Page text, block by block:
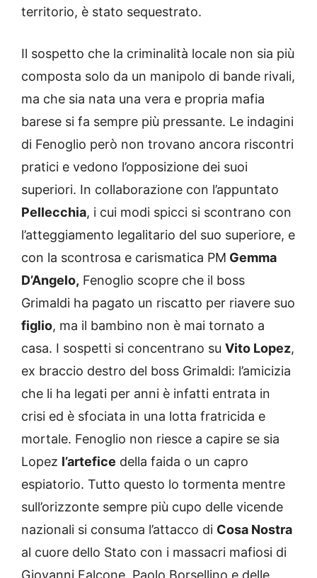
territorio, è stato sequestrato.
Il sospetto che la criminalità locale non sia più
composta solo da un manipolo di bande rivali,
ma che sia nata una vera e propria mafia
barese si fa sempre più pressante. Le indagini
di Fenoglio però non trovano ancora riscontri
pratici e vedono l’opposizione dei suoi
superiori. In collaborazione con l’appuntato
Pellecchia, i cui modi spicci si scontrano con
l’atteggiamento legalitario del suo superiore, e
con la scontrosa e carismatica PM Gemma
D’Angelo, Fenoglio scopre che il boss
Grimaldi ha pagato un riscatto per riavere suo
figlio, ma il bambino non è mai tornato a
casa. I sospetti si concentrano su Vito Lopez,
ex braccio destro del boss Grimaldi: l’amicizia
che li ha legati per anni è infatti entrata in
crisi ed è sfociata in una lotta fratricida e
mortale. Fenoglio non riesce a capire se sia
Lopez l’artefice della faida o un capro
espiatorio. Tutto questo lo tormenta mentre
sull’orizzonte sempre più cupo delle vicende
nazionali si consuma l’attacco di Cosa Nostra
al cuore dello Stato con i massacri mafiosi di
Giovanni Falcone, Paolo Borsellino e delle